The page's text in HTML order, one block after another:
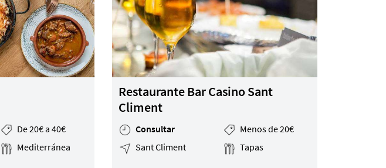
De 20€ a 40€
Mediterránea
Restaurante Bar Casino Sant
Climent
Consultar
Menos de 20€
Sant Climent
Tapas